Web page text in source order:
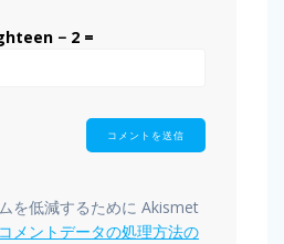
− 2 =
を低減するために Akismet
コメントデータの処理方法の